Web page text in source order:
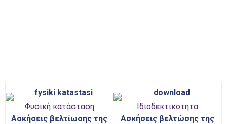
Φυσική κατάσταση
Ασκήσεις βελτίωσης της
Ιδιοδεκτικότητα
Ασκήσεις βελτώσης της